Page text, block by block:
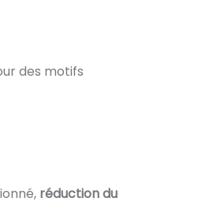
des motifs
réduction du